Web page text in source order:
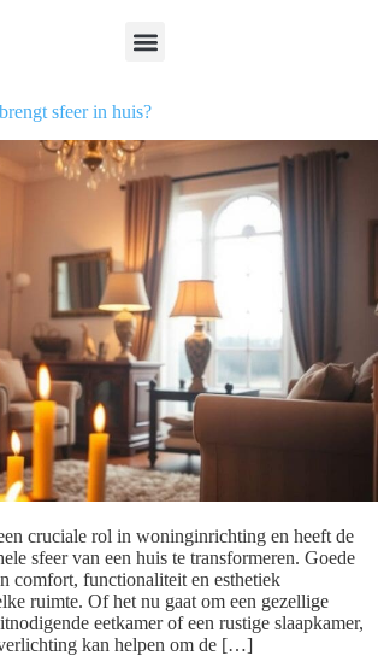
sfeer in huis?
cruciale rol in woninginrichting en heeft de
sfeer van een huis te transformeren. Goede
comfort, functionaliteit en esthetiek
ruimte. Of het nu gaat om een gezellige
eetkamer of een rustige slaapkamer,
kan helpen om de […]